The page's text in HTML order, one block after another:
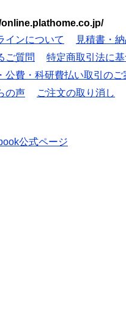
online.plathome.co.jp/
インについて
見積書・
ご質問
特定商取引法に
公費・科研費払い取引のご
の声 ご注文の取り消し
公式ページ